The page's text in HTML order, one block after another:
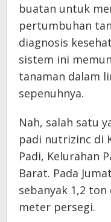
buatan untuk
pertumbuhan
diagnosis
sistem ini
tanaman dalam
sepenuhnya.
Nah, salah satu
padi nutrizinc di
Padi, Kelurahan
Barat. Pada
sebanyak 1,2 ton
meter persegi.